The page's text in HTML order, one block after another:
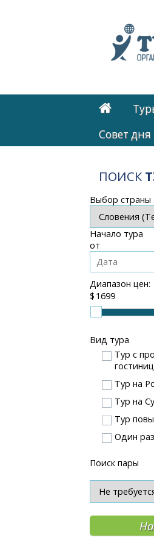
Cовет дня
ПОИСК
Выбор страны
Начало тура
от
Диапазон цен:
$
Вид тура
Тур с
Тур на
Тур на
Тур
Один
Поиск пары